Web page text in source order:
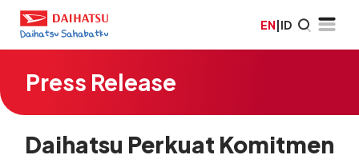
EN|ID
Press Release
Daihatsu Perkuat Komitmen